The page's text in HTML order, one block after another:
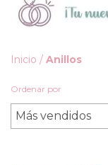
Inicio / Anillos
Ordenar por